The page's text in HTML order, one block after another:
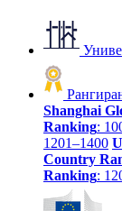
Shanghai
Ranking:
1201–1400
Country
Ranking: